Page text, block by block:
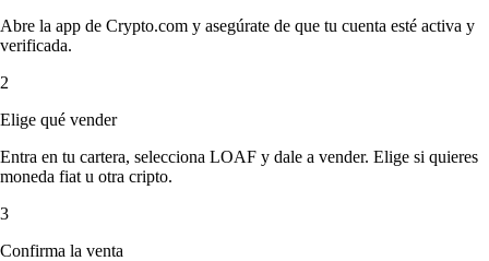
Abre la app de Crypto.com y asegúrate de que tu cuenta esté activa y
verificada.
2
Elige qué vender
Entra en tu cartera, selecciona LOAF y dale a vender. Elige si quieres
moneda fiat u otra cripto.
3
Confirma la venta